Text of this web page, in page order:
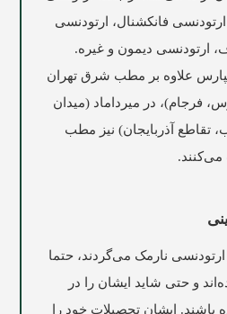
فانکشنال، ارتودنسی
ارتودنسی دیمون و غیره.
علاوه بر مطب شرق تهران
فرجام)، در میرداماد (میدان
تقاطع آذربایجان) نیز مطب
می‌کنند.
ارتودنسی نارمک می‌گردند، حتما
و حتی شاید ایشان را در
باشند. ایشان تحصیلات خود را